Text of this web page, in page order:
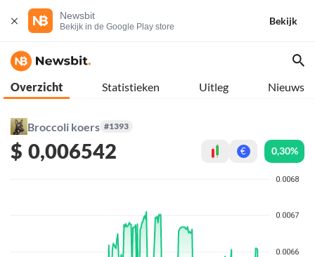
Newsbit
Bekijk in de Google Play store
Bekijk
Overzicht Statistieken Uitleg Nieuws
Broccoli koers #1393
$ 0,006542 € 0,30%